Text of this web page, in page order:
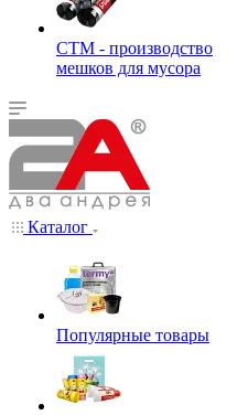
СТМ - производство
мешков для мусора
Каталог
Популярные товары